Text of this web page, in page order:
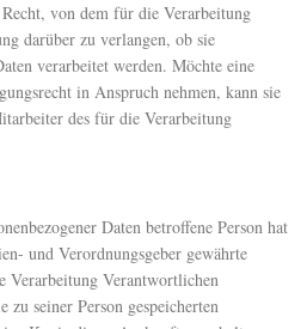
von dem für die Verarbeitung
darüber zu verlangen, ob sie
verarbeitet werden. Möchte eine
in Anspruch nehmen, kann sie
des für die Verarbeitung
Daten betroffene Person hat
und Verordnungsgeber gewährte
Verarbeitung Verantwortlichen
seiner Person gespeicherten